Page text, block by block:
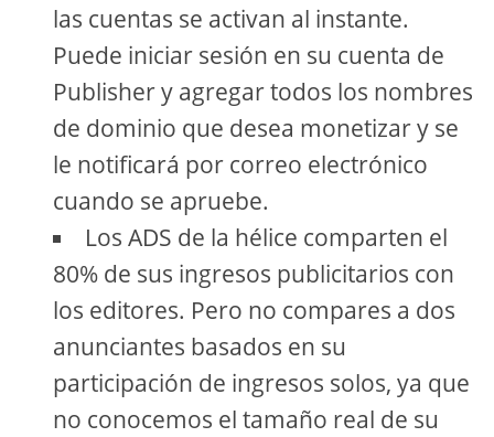
las cuentas se activan al instante.
Puede iniciar sesión en su cuenta de
Publisher y agregar todos los nombres
de dominio que desea monetizar y se
le notificará por correo electrónico
cuando se apruebe.
Los ADS de la hélice comparten el
80% de sus ingresos publicitarios con
los editores. Pero no compares a dos
anunciantes basados ​​en su
participación de ingresos solos, ya que
no conocemos el tamaño real de su